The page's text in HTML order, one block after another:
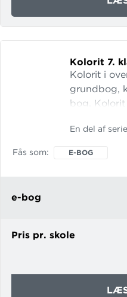
Kolorit 7.
Kolorit i
grundbog,
bog.
side-til-side
En del af
Fås som E-BOG
e-bog
Pris pr. skole